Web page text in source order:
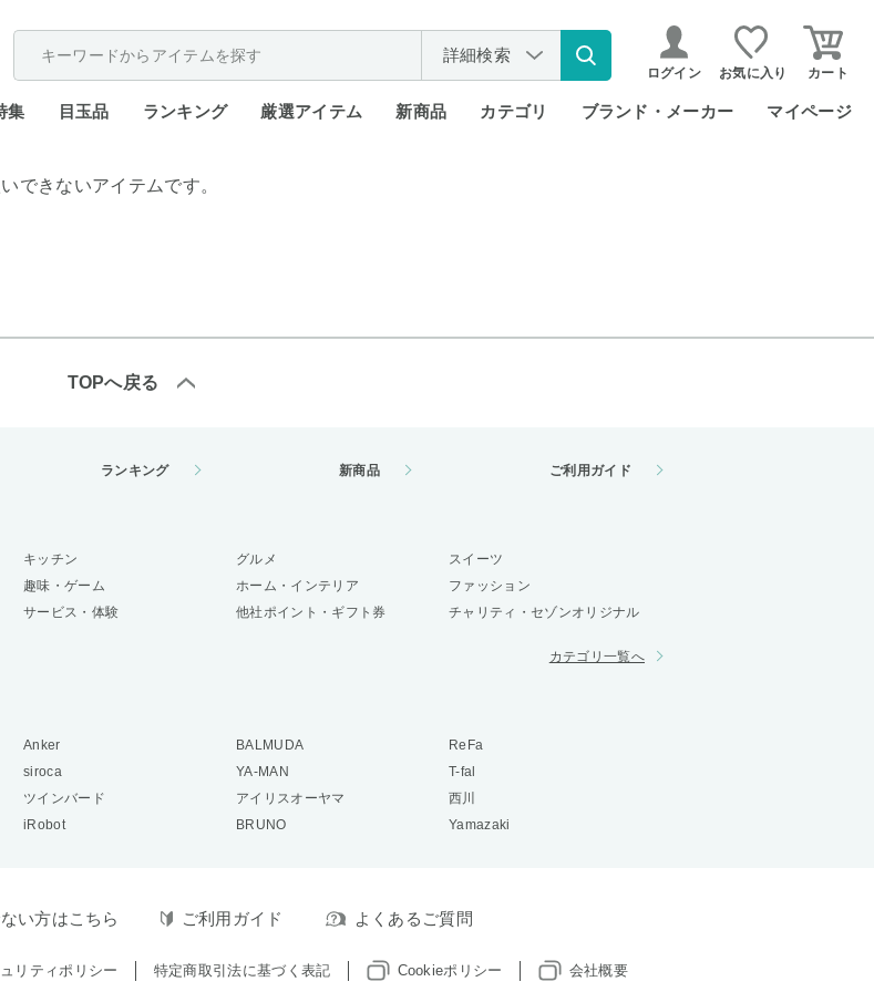
詳細検索
ログイン お気に入り カート
集 目玉品 ランキング 厳選アイテム 新商品 カテゴリ ブランド・メーカー マイページ
できないアイテムです。
TOPへ戻る
ランキング 新商品 ご利用ガイド
キッチン グルメ
スイーツ
趣味・ゲーム ホーム・インテリア
ファッション
サービス・体験 他社ポイント・ギフト券 チャリティ・セゾンオリジナル
カテゴリ一覧へ
Anker BALMUDA
ReFa
siroca YA-MAN
T-fal
ツインバード アイリスオーヤマ
西川
iRobot BRUNO Yamazaki
い方はこちら ご利用ガイド よくあるご質問
リティポリシー 特定商取引法に基づく表記 Cookieポリシー 会社概要